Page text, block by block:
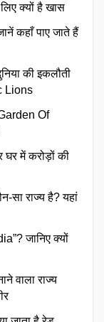
क्यों है खास
कहाँ पाए जाते हैं
की इकलौती
Lions
Of
घर में करोड़ों की
सा राज्य है? यहां
जानिए क्यों
वाला राज्य